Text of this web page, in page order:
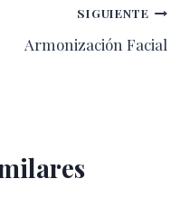
SIGUIENTE
Armonización Facial